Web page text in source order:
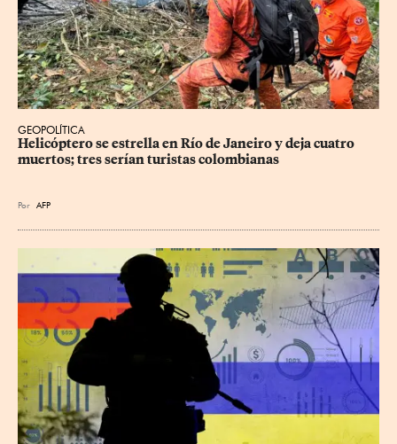
GEOPOLÍTICA
Helicóptero se estrella en Río de Janeiro y deja cuatro
muertos; tres serían turistas colombianas
Por AFP